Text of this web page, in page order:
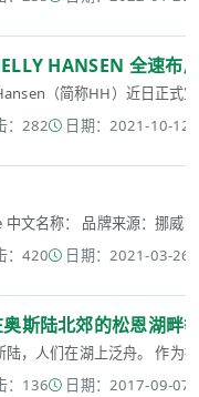
HANSEN 全速布
（简称HH）近日正式
：282 日期：2021-10-12
文名称： 品牌来源：挪
：420 日期：2021-03-26
斯陆北郊的松恩湖畔
，人们在湖上泛舟。 作为
：136 日期：2017-09-07